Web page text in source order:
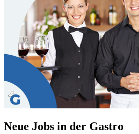
Neue Jobs in der Gastro